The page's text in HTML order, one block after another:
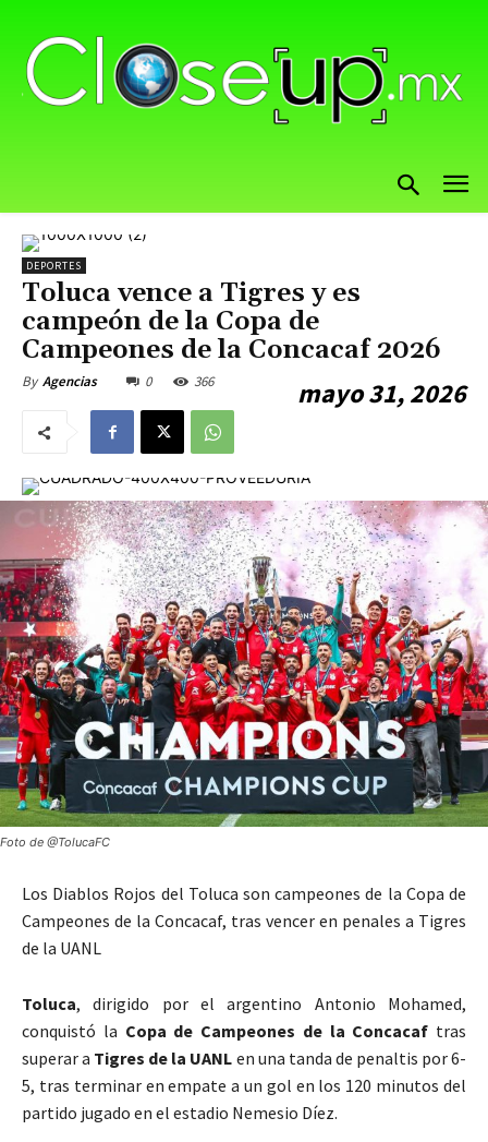
DEPORTES
Toluca vence a Tigres y es
campeón de la Copa de
Campeones de la Concacaf 2026
By Agencias mayo 31, 2026
0 366
Foto de @TolucaFC
Los Diablos Rojos del Toluca son campeones de la Copa de
Campeones de la Concacaf, tras vencer en penales a Tigres
de la UANL
Toluca, dirigido por el argentino Antonio Mohamed,
conquistó la Copa de Campeones de la Concacaf tras
superar a Tigres de la UANL en una tanda de penaltis por 6-
5, tras terminar en empate a un gol en los 120 minutos del
partido jugado en el estadio Nemesio Díez.